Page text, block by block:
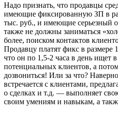
Надо признать, что продавцы
имеющие фиксированную ЗП в
тыс. руб., и имеющие серьезный
также не должны заниматься
более, поиском контактов
Продавцу платят фикс в размере
что он по 1,5-2 часа в день ищет
потенциальных клиентов, а
дозвониться! Или за что?
встречается с клиентами,
о сделках и т.д. — выполняет
своим умениям и навыкам, а